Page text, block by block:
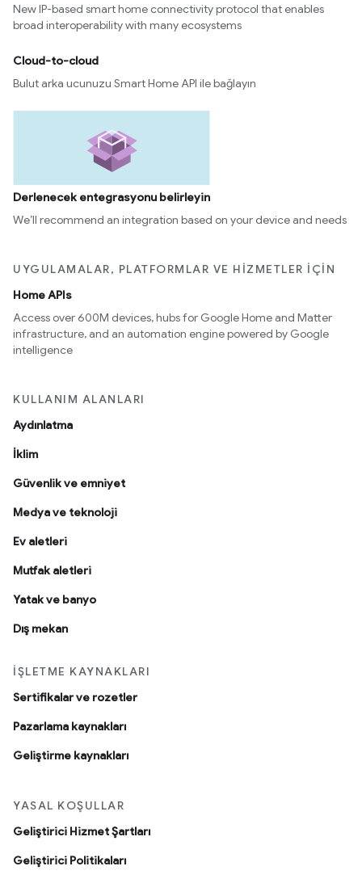
New IP-based smart home connectivity protocol that enables
broad interoperability with many ecosystems
Cloud-to-cloud
Bulut arka ucunuzu Smart Home API ile bağlayın
Derlenecek entegrasyonu belirleyin
We’ll recommend an integration based on your device and needs
UYGULAMALAR, PLATFORMLAR VE HIZMETLER IÇIN
Home APIs
Access over 600M devices, hubs for Google Home and Matter
infrastructure, and an automation engine powered by Google
intelligence
KULLANIM ALANLARI
Aydınlatma
İklim
Güvenlik ve emniyet
Medya ve teknoloji
Ev aletleri
Mutfak aletleri
Yatak ve banyo
Dış mekan
İŞLETME KAYNAKLARI
Sertifikalar ve rozetler
Pazarlama kaynakları
Geliştirme kaynakları
YASAL KOŞULLAR
Geliştirici Hizmet Şartları
Geliştirici Politikaları